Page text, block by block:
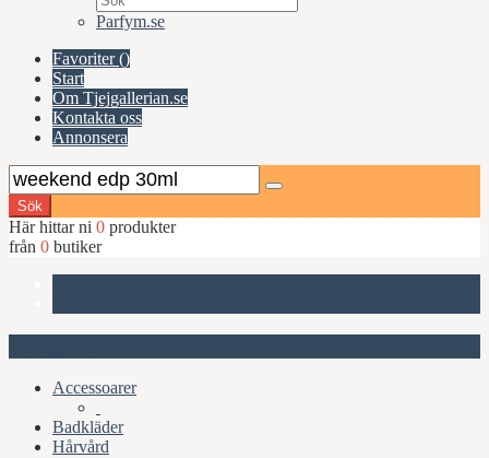
Parfym.se
Favoriter ()
Start
Om Tjejgallerian.se
Kontakta oss
Annonsera
Sök
Här hittar ni 0 produkter
från 0 butiker
Accessoarer
Badkläder
Hårvård